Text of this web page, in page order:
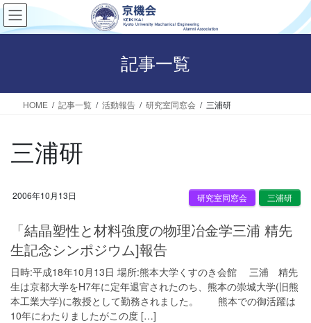
コ
ン
へ
ナ
ビ
ョ
記事一覧
HOME 記事一覧 活動報告 研究室同窓会 三浦研
三浦研
2006年10月13日 三浦研
研究室同窓会
「結晶塑性と材料強度の物理冶金学三浦 精先
生記念シンポジウム]報告
日時:平成18年10月13日 場所:熊本大学くすのき会館 三浦 精先
生は京都大学をH7年に定年退官されたのち、熊本の崇城大学(旧熊
本工業大学)に教授として勤務されました。 熊本での御活躍は
10年にわたりましたがこの度 […]